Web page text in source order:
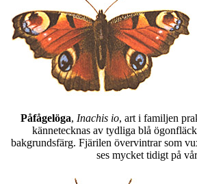
Påfågelöga, Inachis io, art i familjen
kännetecknas av tydliga blå
bakgrundsfärg. Fjärilen övervintrar som
ses mycket tidigt på